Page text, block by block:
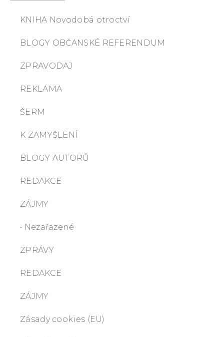
KNIHA Novodobá otroctví
BLOGY OBČANSKÉ REFERENDUM
ZPRAVODAJ
REKLAMA
ŠERM
K ZAMYŠLENÍ
BLOGY AUTORŮ
REDAKCE
ZÁJMY
• Nezařazené
ZPRÁVY
REDAKCE
ZÁJMY
Zásady cookies (EU)